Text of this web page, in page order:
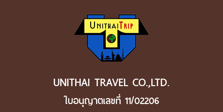
UNITHAI TRAVEL CO.,LTD.
ใบอนุญาตเลขที่ 11/02206